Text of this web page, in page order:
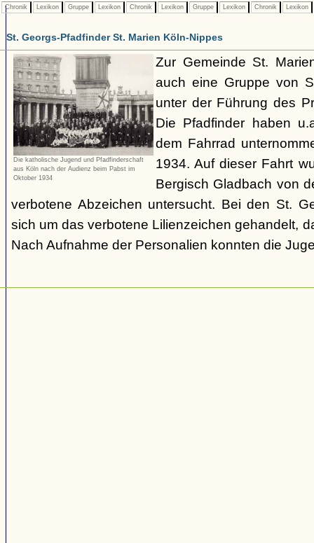
Chronik Lexikon Gruppe Lexikon Chronik Lexikon Gruppe Lexikon Chronik Lexikon
St. Georgs-Pfadfinder St. Marien Köln-Nippes
Die katholische Jugend und Pfadfinderschaft
aus Köln nach der Audienz beim Pabst im
Oktober 1934
Zur Gemeinde St.
auch eine Gruppe von
unter der Führung des
Die Pfadfinder haben
dem Fahrrad
1934. Auf dieser Fahrt
Bergisch Gladbach von
verbotene Abzeichen untersucht. Bei den St.
sich um das verbotene Lilienzeichen gehandelt,
Nach Aufnahme der Personalien konnten die